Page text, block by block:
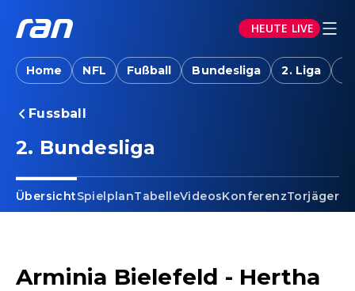
HEUTE LIVE
Home NFL Fußball Bundesliga 2. Liga
Fussball
2. Bundesliga
ÜbersichtSpielplanTabelleVideosKonferenzTorjäger
Arminia Bielefeld - Hertha